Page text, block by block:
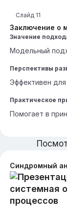
Заключение о
Слайд 11
Значение
Модельный
Перспективы
Эффективен
Практическое
Помогает в